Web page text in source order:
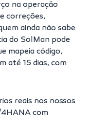
na operação
correções,
ainda não sabe
do SolMan pode
mapeia código,
até 15 dias, com
reais nos nossos
com